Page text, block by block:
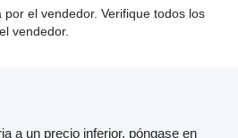
el vendedor. Verifique todos los
vendedor.
a un precio inferior, póngase en